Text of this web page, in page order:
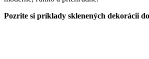
Pozrite si príklady sklenených dekorácii